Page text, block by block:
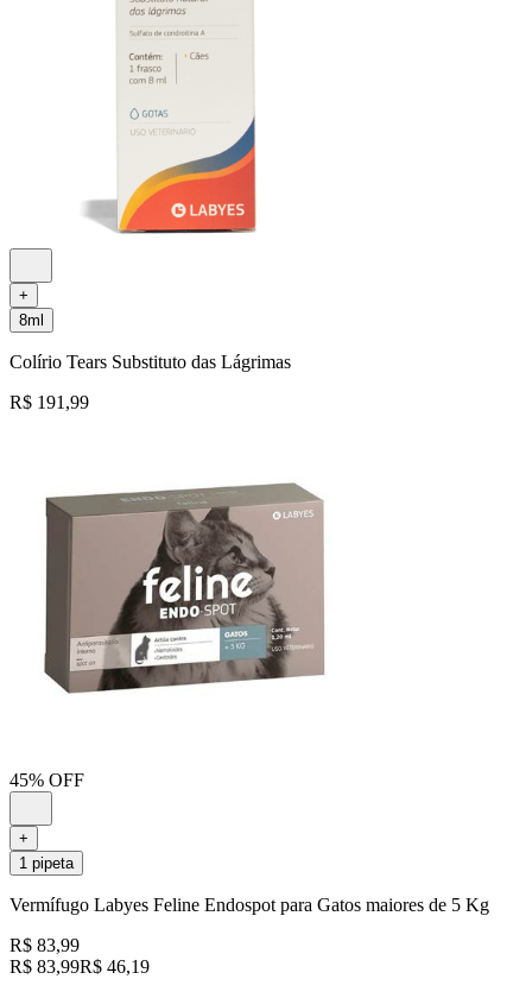
+
8ml
Colírio Tears Substituto das Lágrimas
R$ 191,99
45% OFF
+
1 pipeta
Vermífugo Labyes Feline Endospot para Gatos maiores de 5 Kg
R$ 83,99
R$ 83,99R$ 46,19